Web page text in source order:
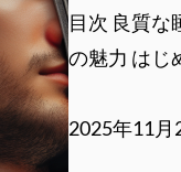
目次 良質な
の魅力 はじ
2025年11月